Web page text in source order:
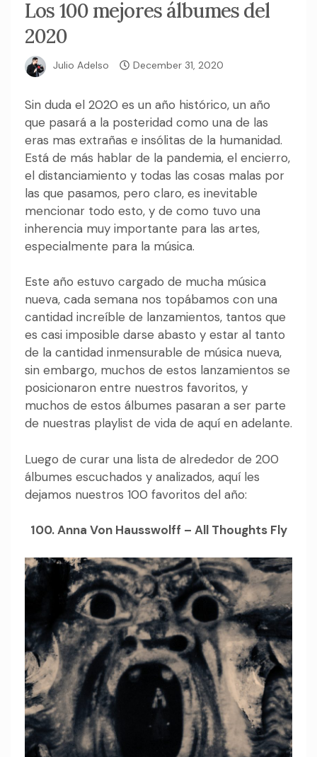
Los 100 mejores álbumes del
2020
Julio Adelso December 31, 2020
Sin duda el 2020 es un año histórico, un año
que pasará a la posteridad como una de las
eras mas extrañas e insólitas de la humanidad.
Está de más hablar de la pandemia, el encierro,
el distanciamiento y todas las cosas malas por
las que pasamos, pero claro, es inevitable
mencionar todo esto, y de como tuvo una
inherencia muy importante para las artes,
especialmente para la música.
Este año estuvo cargado de mucha música
nueva, cada semana nos topábamos con una
cantidad increíble de lanzamientos, tantos que
es casi imposible darse abasto y estar al tanto
de la cantidad inmensurable de música nueva,
sin embargo, muchos de estos lanzamientos se
posicionaron entre nuestros favoritos, y
muchos de estos álbumes pasaran a ser parte
de nuestras playlist de vida de aquí en adelante.
Luego de curar una lista de alrededor de 200
álbumes escuchados y analizados, aquí les
dejamos nuestros 100 favoritos del año:
100. Anna Von Hausswolff – All Thoughts Fly